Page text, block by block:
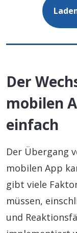
Der
mobilen
einfach
Der Übergang
mobilen App
gibt viele
müssen,
und